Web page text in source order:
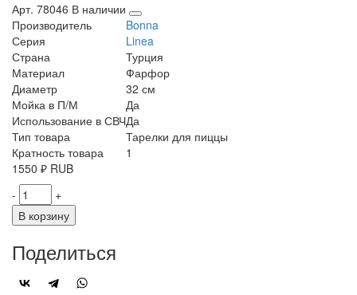
Арт. 78046 В наличии
Производитель
Bonna
Серия
Linea
Страна
Турция
Материал
Фарфор
Диаметр
32 см
Мойка в П/М
Да
Использование в СВЧДа
Тип товара
Тарелки для пиццы
Кратность товара
1
1550 ₽ RUB
-
+
В корзину
Поделиться